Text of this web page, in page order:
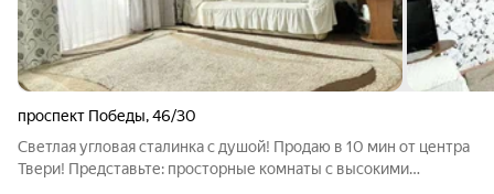
проспект Победы,46/30
Светлая угловая сталинка с душой! Продаю в 10 мин от центра
Твери! Представьте: просторные комнаты с высокими